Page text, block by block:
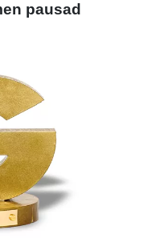
pausad